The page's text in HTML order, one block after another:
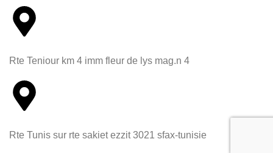
Rte Teniour km 4 imm fleur de lys mag.n 4
Rte Tunis sur rte sakiet ezzit 3021 sfax-tunisie